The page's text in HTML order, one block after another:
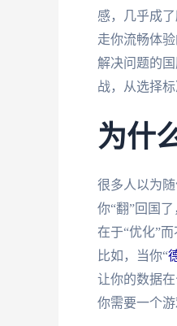
感，几乎成
走你流畅体
解决问题的
战，从选择
为什
很多人以为
你“翻”回国
在于“优化”
比如，当你“
让你的数据
你需要一个游